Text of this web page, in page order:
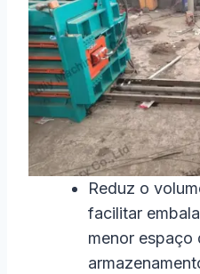
Reduz o
facilitar
menor espaço